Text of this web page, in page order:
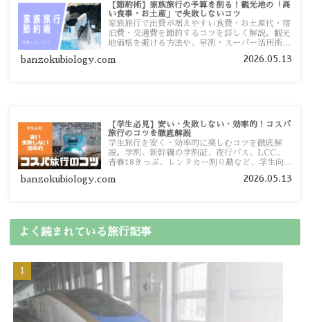
【節約術】家族旅行の予算を削る！観光地の「高
い食事・お土産」で失敗しないコツ
家族旅行で出費が増えやすい食費・お土産代・宿
泊費・交通費を節約するコツを詳しく解説。観光
地価格を避ける方法や、早割・スーパー活用術、
banzokubiology.com 2026.05.13
【学生必見】安い・失敗しない・効率的！コスパ
旅行のコツを徹底解説
学生旅行を安く・効率的に楽しむコツを徹底解
説。学割、新幹線の学割証、夜行バス、LCC、
青春18きっぷ、レンタカー割り勘など、学生向け
banzokubiology.com 2026.05.13
よく読まれている旅行記事